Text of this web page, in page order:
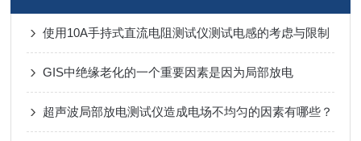
使用10A手持式直流电阻测试仪测试电感的考虑与限制
GIS中绝缘老化的一个重要因素是因为局部放电
超声波局部放电测试仪造成电场不均匀的因素有哪些？